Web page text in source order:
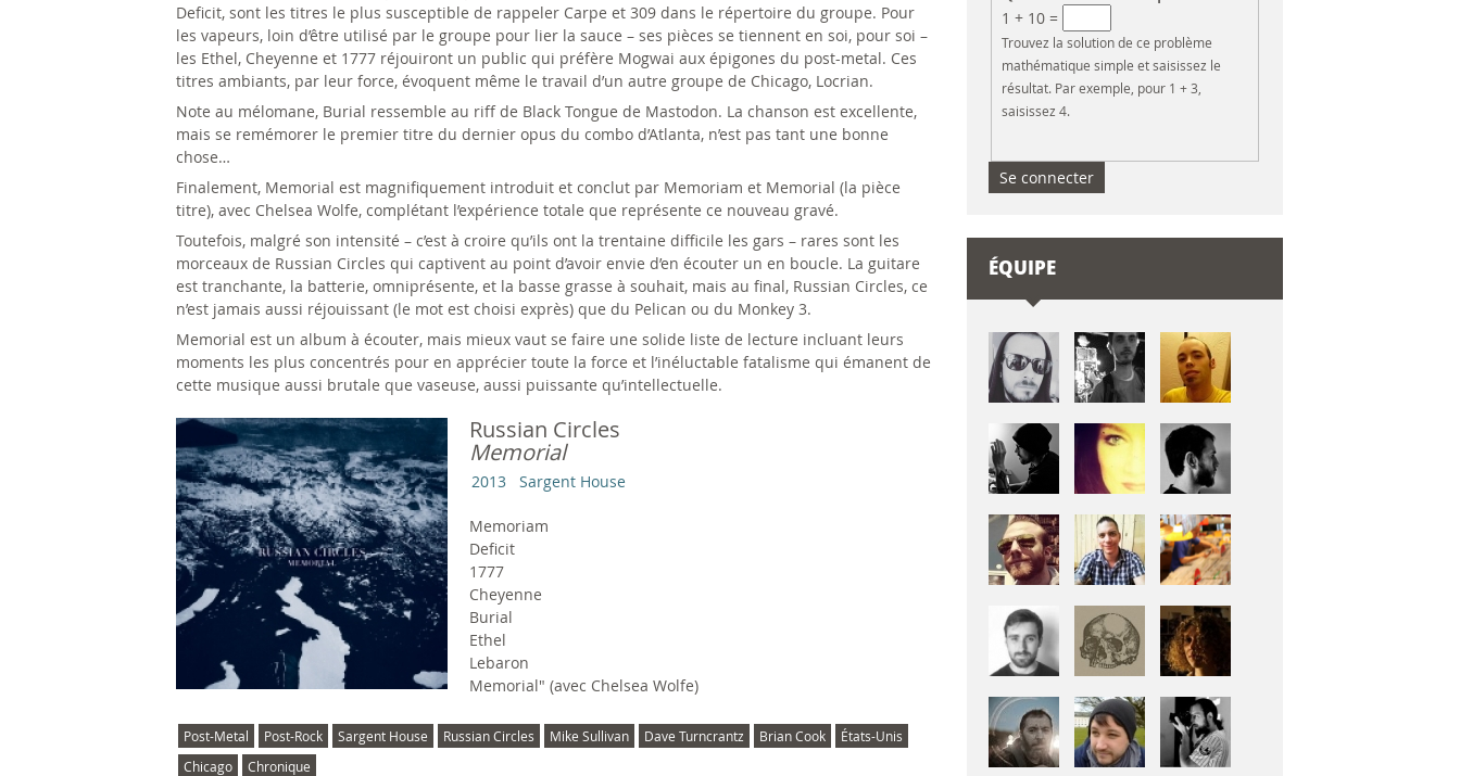
Deficit, sont les titres le plus susceptible de rappeler Carpe et 309 dans le répertoire du groupe. Pour
les vapeurs, loin d’être utilisé par le groupe pour lier la sauce – ses pièces se tiennent en soi, pour soi –
les Ethel, Cheyenne et 1777 réjouiront un public qui préfère Mogwai aux épigones du post-metal. Ces
titres ambiants, par leur force, évoquent même le travail d’un autre groupe de Chicago, Locrian.
Note au mélomane, Burial ressemble au riff de Black Tongue de Mastodon. La chanson est excellente,
mais se remémorer le premier titre du dernier opus du combo d’Atlanta, n’est pas tant une bonne
chose…
Finalement, Memorial est magnifiquement introduit et conclut par Memoriam et Memorial (la pièce
titre), avec Chelsea Wolfe, complétant l’expérience totale que représente ce nouveau gravé.
Toutefois, malgré son intensité – c’est à croire qu’ils ont la trentaine difficile les gars – rares sont les
morceaux de Russian Circles qui captivent au point d’avoir envie d’en écouter un en boucle. La guitare
est tranchante, la batterie, omniprésente, et la basse grasse à souhait, mais au final, Russian Circles, ce
n’est jamais aussi réjouissant (le mot est choisi exprès) que du Pelican ou du Monkey 3.
Memorial est un album à écouter, mais mieux vaut se faire une solide liste de lecture incluant leurs
moments les plus concentrés pour en apprécier toute la force et l’inéluctable fatalisme qui émanent de
cette musique aussi brutale que vaseuse, aussi puissante qu’intellectuelle.
Russian Circles
Memorial
2013 Sargent House
Memoriam
Deficit
1777
Cheyenne
Burial
Ethel
Lebaron
Memorial" (avec Chelsea Wolfe)
Post-Metal Post-Rock Sargent House Russian Circles Mike Sullivan Dave Turncrantz Brian Cook
États-Unis
Chicago
Chronique
1 + 10 =
Trouvez la solution de ce problème
mathématique simple et saisissez le
résultat. Par exemple, pour 1 + 3,
saisissez 4.
ÉQUIPE